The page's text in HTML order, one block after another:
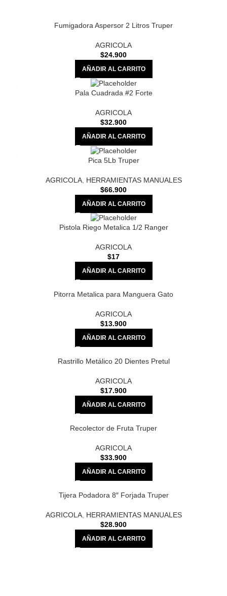
Fumigadora Aspersor 2 Litros Truper
AGRICOLA
$24.900
AÑADIR AL CARRITO
Pala Cuadrada #2 Forte
AGRICOLA
$32.900
AÑADIR AL CARRITO
Pica 5Lb Truper
AGRICOLA, HERRAMIENTAS MANUALES
$66.900
AÑADIR AL CARRITO
Pistola Riego Metalica 1/2 Ranger
AGRICOLA
$17
AÑADIR AL CARRITO
Pitorra Metalica para Manguera Gato
AGRICOLA
$13.900
AÑADIR AL CARRITO
Rastrillo Metálico 20 Dientes Pretul
AGRICOLA
$17.900
AÑADIR AL CARRITO
Recolector de Fruta Truper
AGRICOLA
$33.900
AÑADIR AL CARRITO
Tijera Podadora 8″ Forjada Truper
AGRICOLA, HERRAMIENTAS MANUALES
$28.900
AÑADIR AL CARRITO